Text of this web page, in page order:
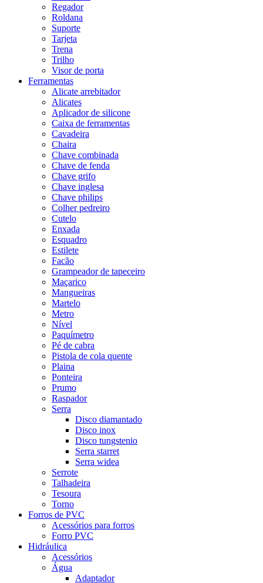
Regador
Roldana
Suporte
Tarjeta
Trena
Trilho
Visor de porta
Ferramentas
Alicate arrebitador
Alicates
Aplicador de silicone
Caixa de ferramentas
Cavadeira
Chaira
Chave combinada
Chave de fenda
Chave grifo
Chave inglesa
Chave philips
Colher pedreiro
Cutelo
Enxada
Esquadro
Estilete
Facão
Grampeador de tapeceiro
Maçarico
Mangueiras
Martelo
Metro
Nível
Paquímetro
Pé de cabra
Pistola de cola quente
Plaina
Ponteira
Prumo
Raspador
Serra
Disco diamantado
Disco inox
Disco tungstenio
Serra starret
Serra widea
Serrote
Talhadeira
Tesoura
Torno
Forros de PVC
Acessórios para forros
Forro PVC
Hidráulica
Acessórios
Água
Adaptador